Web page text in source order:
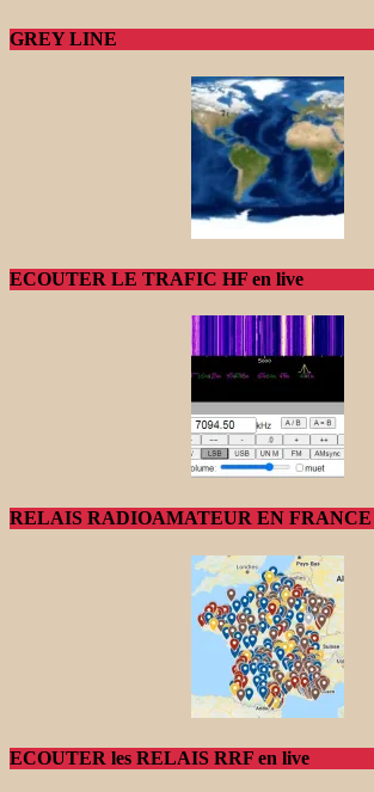
GREY LINE
ECOUTER LE TRAFIC HF en live
RELAIS RADIOAMATEUR EN FRANCE
ECOUTER les RELAIS RRF en live